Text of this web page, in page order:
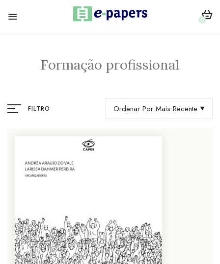
0
Formação profissional
FILTRO Ordenar Por Mais Recente